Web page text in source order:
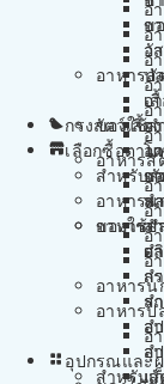
อ
อ
อ
อ
อ
อ
อาหารสั
อ
อ
อ
อ
อาหารน
อาหารป
อ
อุปกรณและ
อ
อ
อาหารสั
อ
อ
อ
อ
อาหารน
อาหารป
อ
ข
วั
ป
เ
ของใช้ส
โ
ข
ห
ของใช้ส
ผ
ก
ร
อุ
อุ
แ
กรงสัตว์เลี้ย
เลือกซื้อตาม
สำหรับสั
ส
ส
ส
ส
ส
ส
ส
สำหรับสั